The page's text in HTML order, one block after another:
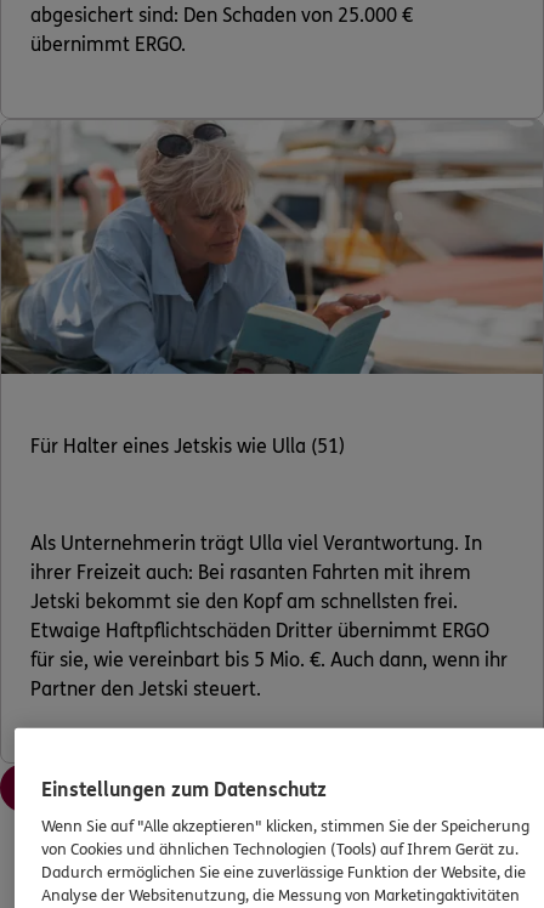
abgesichert sind: Den Schaden von 25.000 €
übernimmt ERGO.
Für Halter eines Jetskis wie Ulla (51)
Als Unternehmerin trägt Ulla viel Verantwortung. In
ihrer Freizeit auch: Bei rasanten Fahrten mit ihrem
Jetski bekommt sie den Kopf am schnellsten frei.
Etwaige Haftpflichtschäden Dritter übernimmt ERGO
für sie, wie vereinbart bis 5 Mio. €. Auch dann, wenn ihr
Partner den Jetski steuert.
Angebot anfordern
Nach oben
Wissenswertes im Überblick
Einstellungen zum Datenschutz
Wenn Sie auf "Alle akzeptieren" klicken, stimmen Sie der Speicherung
von Cookies und ähnlichen Technologien (Tools) auf Ihrem Gerät zu.
Dadurch ermöglichen Sie eine zuverlässige Funktion der Website, die
Analyse der Websitenutzung, die Messung von Marketingaktivitäten